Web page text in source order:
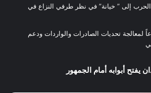
إلى ” خيانة” في نظر طرفي النزاع في
لمعالجة تحديات الصادرات والواردات ودعم
أبوابه أمام الجمهور